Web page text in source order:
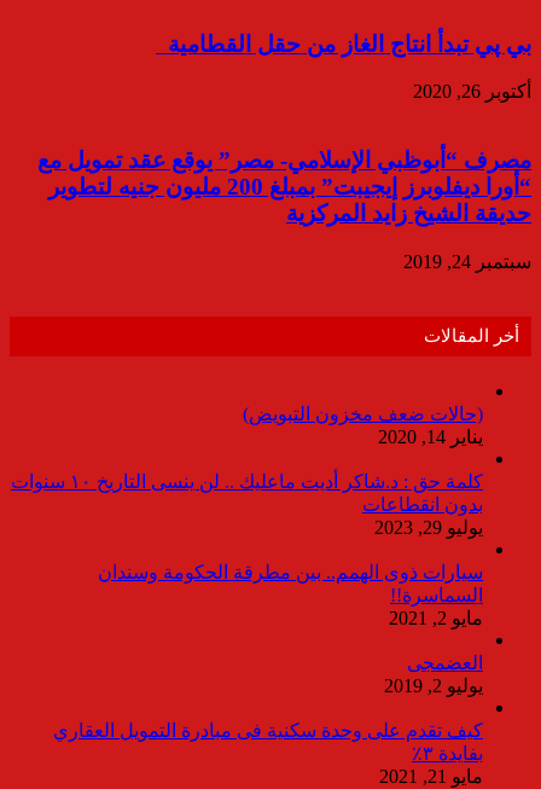
بي پي تبدأ انتاج الغاز من حقل القطامية
أكتوبر 26, 2020
مصرف “أبوظبي الإسلامي- مصر” يوقع عقد تمويل مع
“أورا ديفلوبرز إيجيبت” بمبلغ 200 مليون جنيه لتطوير
حديقة الشيخ زايد المركزية
سبتمبر 24, 2019
أخر المقالات
(حالات ضعف مخزون التبويض)
يناير 14, 2020
كلمة حق : د.شاكر أديت ماعليك .. لن ينسى التاريخ ١٠ سنوات
بدون انقطاعات
يوليو 29, 2023
سيارات ذوى الهمم.. بين مطرقة الحكومة وسندان
السماسرة!!
مايو 2, 2021
العضمجى
يوليو 2, 2019
كيف تقدم على وحدة سكنية فى مبادرة التمويل العقاري
بفايدة ٣٪
مايو 21, 2021